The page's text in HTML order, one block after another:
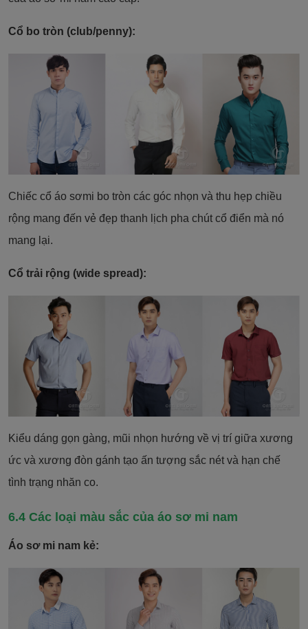
Cổ bo tròn (club/penny):
Chiếc cổ áo sơmi bo tròn các góc nhọn và thu hẹp chiều
rộng mang đến vẻ đẹp thanh lịch pha chút cổ điển mà nó
mang lại.
Cổ trải rộng (wide spread):
Kiểu dáng gọn gàng, mũi nhọn hướng về vị trí giữa xương
ức và xương đòn gánh tạo ấn tượng sắc nét và hạn chế
tình trạng nhăn co.
6.4 Các loại màu sắc của áo sơ mi nam
Áo sơ mi nam kẻ: